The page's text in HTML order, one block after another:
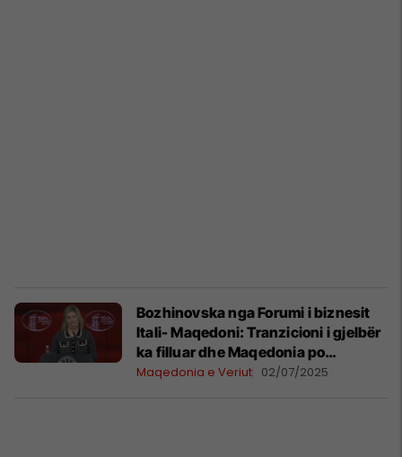
Bozhinovska nga Forumi i biznesit
Itali- Maqedoni: Tranzicioni i gjelbër
ka filluar dhe Maqedonia po
udhëheq
Maqedonia e Veriut 02/07/2025